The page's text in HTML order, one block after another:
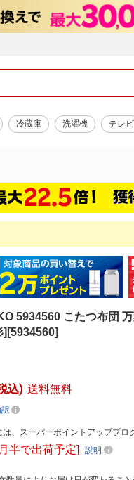
冷蔵庫 洗濯機 テレビ
5934560 こたつ布団
][5934560]
込) 送料無料
、スーパーポイントアッププロ
半で出荷予定]説明